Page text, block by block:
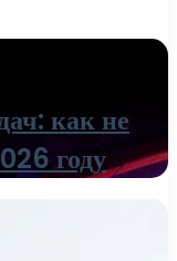
как не
году